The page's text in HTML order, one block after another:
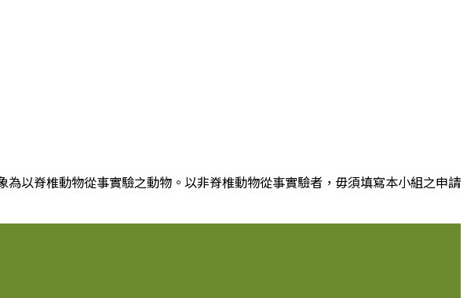
以脊椎動物從事實驗之動物。以非脊椎動物從事實驗者，毋須填寫本小組之申請